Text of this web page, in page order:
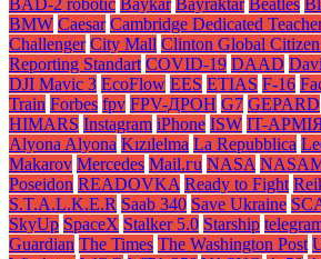
BMW Caesar Cambridge Dedicated
Challenger City Mall Clinton Global
Reporting Standart COVID-19 DAAD
DJI Mavic 3 EcoFlow EES ETIAS F-16
Train Forbes fpv FPV-ДРОН G7 GEPARD
HIMARS Instagram iPhone ISW IT-
Alyona Alyona Kızılelma La Repubblica
Makarov Mercedes Mаil.гu NASA
Poseidon READOVKA Ready to Fight
S.T.A.L.K.E.R Saab 340 Save Ukraine
SkyUp SpaceX Stalker 5.0 Starship
Guardian The Times The Washington Post